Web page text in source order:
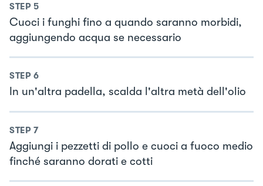
STEP 5
Cuoci i funghi fino a quando saranno morbidi,
aggiungendo acqua se necessario
STEP 6
In un'altra padella, scalda l'altra metà dell'olio
STEP 7
Aggiungi i pezzetti di pollo e cuoci a fuoco medio
finché saranno dorati e cotti